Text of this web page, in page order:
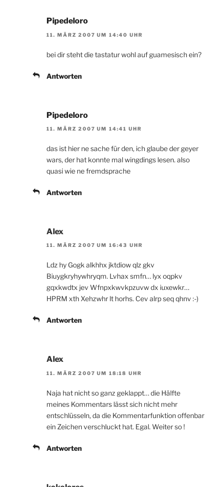
Pipedeloro
11. MÄRZ 2007 UM 14:40 UHR
bei dir steht die tastatur wohl auf guamesisch ein?
Antworten
Pipedeloro
11. MÄRZ 2007 UM 14:41 UHR
das ist hier ne sache für den, ich glaube der geyer
wars, der hat konnte mal wingdings lesen. also
quasi wie ne fremdsprache
Antworten
Alex
11. MÄRZ 2007 UM 16:43 UHR
Ldz hy Gogk alkhhx jktdiow qlz gkv
Biuygkryhywhryqm. Lvhax smfn… lyx oqpkv
gqxkwdtx jev Wfnpxkwvkpzuvw dx iuxewkr…
HPRM xth Xehzwhr lt horhs. Cev alrp seq qhnv :-)
Antworten
Alex
11. MÄRZ 2007 UM 18:18 UHR
Naja hat nicht so ganz geklappt… die Hälfte
meines Kommentars lässt sich nicht mehr
entschlüsseln, da die Kommentarfunktion offenbar
ein Zeichen verschluckt hat. Egal. Weiter so !
Antworten